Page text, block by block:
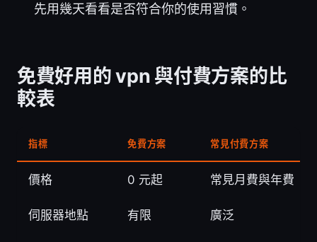
先用幾天看看是否符合你的使用習慣。
免費好用的 vpn 與付費方案的比
較表
指標 免費方案 常見付費方案
價格 0 元起 常見月費與年費
伺服器地點 有限 廣泛